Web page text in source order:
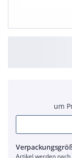
um
Artikel werden